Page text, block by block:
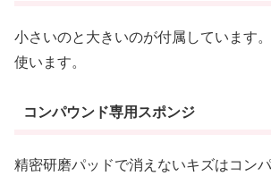
小さいのと大きいのが付属しています
使います。
コンパウンド専用スポンジ
精密研磨パッドで消えないキズはコン